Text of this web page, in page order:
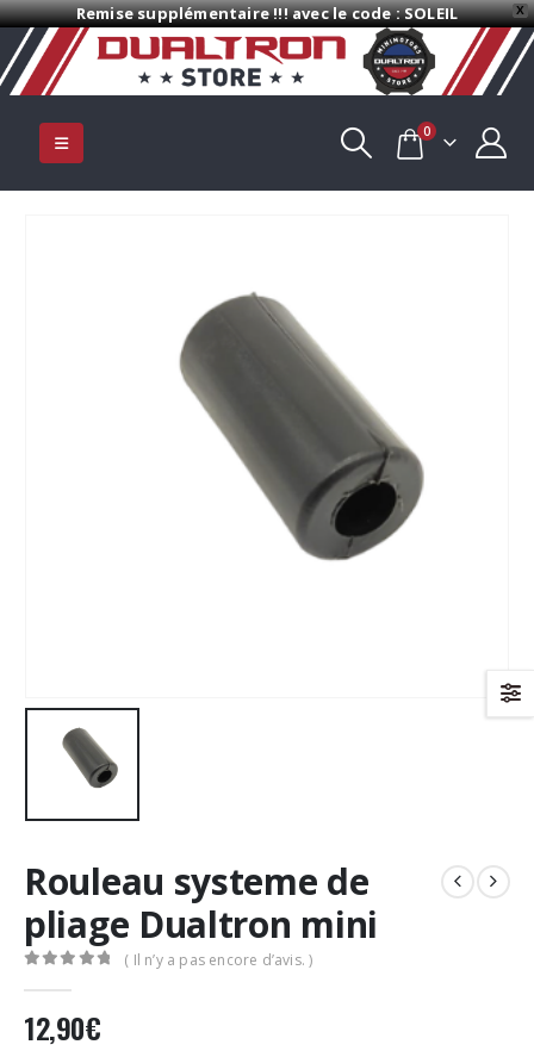
X
Remise supplémentaire !!! avec le code : SOLEIL
0
Rouleau systeme de
pliage Dualtron mini
( Il n’y a pas encore d’avis. )
12,90€